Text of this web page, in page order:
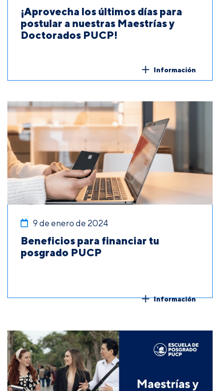
¡Aprovecha los últimos días para
postular a nuestras Maestrías y
Doctorados PUCP!
Información
9 de enero de 2024
Beneficios para financiar tu
posgrado PUCP
Información